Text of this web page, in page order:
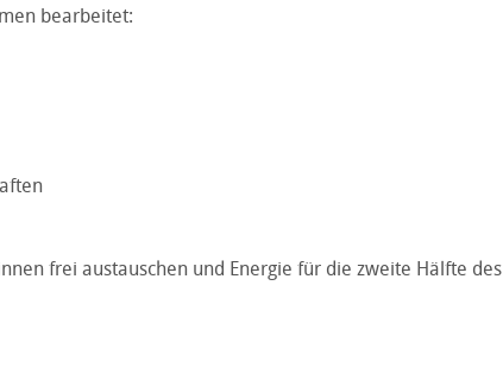
bearbeitet:
frei austauschen und Energie für die zweite Hälfte des